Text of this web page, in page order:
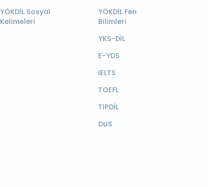
YÖKDİL Sosyal
Kelimeleri
YÖKDİL Fen
Bilimleri
YKS-DİL
E-YDS
IELTS
TOEFL
TIPDİL
DUS